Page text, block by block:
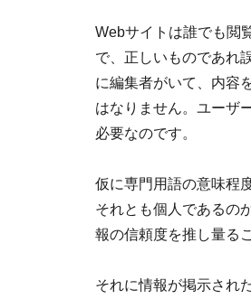
Webサイトは誰でも閲
で、正しいものであれ
に編集者がいて、内容
はなりません。ユーザ
必要なのです。
仮に専門用語の意味程
それとも個人であるの
報の信頼度を推し量る
それに情報が掲示され